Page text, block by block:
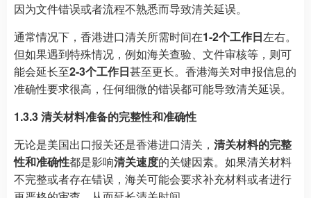
因为文件错误或者流程不熟悉而导致清关延误。
通常情况下，香港进口清关所需时间在1-2个工作日左右。
但如果遇到特殊情况，例如海关查验、文件审核等，则可
能会延长至2-3个工作日甚至更长。香港海关对申报信息的
准确性要求很高，任何细微的错误都可能导致清关延误。
1.3.3 清关材料准备的完整性和准确性
无论是美国出口报关还是香港进口清关， 清关材料的完整
性和准确性都是影响清关速度的关键因素。如果清关材料
不完整或者存在错误，海关可能会要求补充材料或者进行